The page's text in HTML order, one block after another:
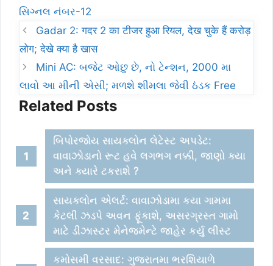
સિગ્નલ નંબર-12
Gadar 2: गदर 2 का टीजर हुआ रियल, देख चुके हैं करोड़
लोग; देखे क्या है खास
Mini AC: બજેટ ઓછુ છે, નો ટેન્શન, 2000 મા
લાવો આ મીની એસી; મળશે શીમલા જેવી ઠંડક Free
Related Posts
બિપોરજોય સાયક્લોન લેટેસ્ટ અપડેટ:
વાવાઝોડાનો રૂટ હવે લગભગ નક્કી, જાણો ક્યા
અને ક્યારે ટકરાશે ?
સાયક્લોન એલર્ટ: વાવાઝોડામા કયા ગામમા
કેટલી ઝડપે અવન ફૂંકાશે, અસરગ્રસ્ત ગામો
માટે ડીઝાસ્ટર મેનેજમેન્ટે જાહેર કર્યુ લીસ્ટ
કમોસમી વરસાદ: ગુજરાતમા ભરશિયાળે